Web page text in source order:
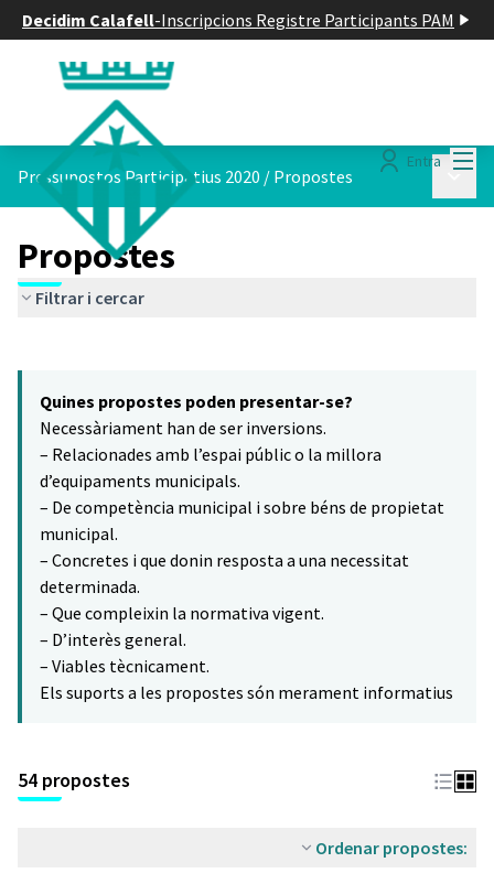
Decidim Calafell-Inscripcions Registre Participants PAM
Entra
Pressupostos Participatius 2020 / Propostes
Propostes
Filtrar i cercar
−
Quines propostes poden presentar-se?
Necessàriament han de ser inversions.
– Relacionades amb l’espai públic o la millora
d’equipaments municipals.
– De competència municipal i sobre béns de propietat
municipal.
– Concretes i que donin resposta a una necessitat
determinada.
– Que compleixin la normativa vigent.
– D’interès general.
– Viables tècnicament.
Els suports a les propostes són merament informatius
54 propostes
Ordenar propostes: